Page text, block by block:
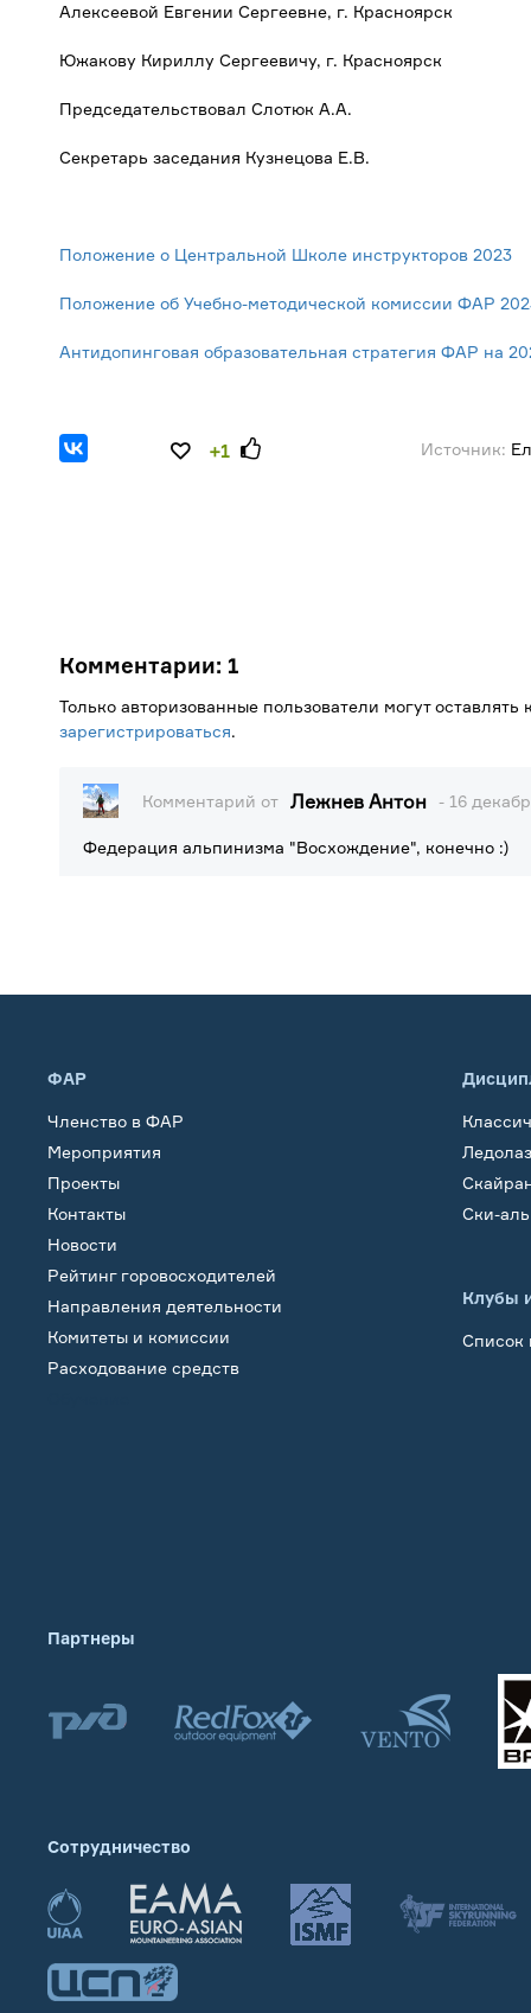
Алексеевой Евгении Сергеевне, г. Красноярск
Южакову Кириллу Сергеевичу, г. Красноярск
Председательствовал Слотюк А.А.
Секретарь заседания Кузнецова Е.В.
Положение о Центральной Школе инструкторов 2023
Положение об Учебно-методической комиссии ФАР
Антидопинговая образовательная стратегия ФАР на
+1 Источник:
Комментарии: 1
Только авторизованные пользователи могут
зарегистрироваться.
Комментарий от Лежнев Антон - 16
Федерация альпинизма "Восхождение", конечно :)
ФАР
Членство в ФАР
Мероприятия
Проекты
Контакты
Новости
Рейтинг горовосходителей
Направления деятельности
Комитеты и комиссии
Расходование средств
Ски-
Клубы
Список
Партнеры
Сотрудничество